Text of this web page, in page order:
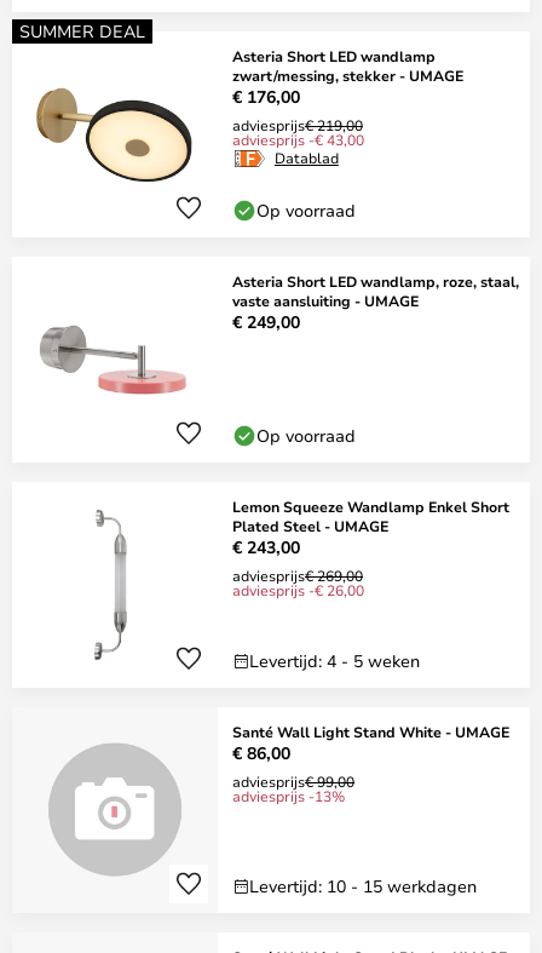
SUMMER DEAL
Asteria Short LED wandlamp
zwart/messing, stekker - UMAGE
€ 176,00
adviesprijs€ 219,00
adviesprijs -€ 43,00
Datablad
Op voorraad
Asteria Short LED wandlamp, roze, staal,
vaste aansluiting - UMAGE
€ 249,00
Op voorraad
Lemon Squeeze Wandlamp Enkel Short
Plated Steel - UMAGE
€ 243,00
adviesprijs€ 269,00
adviesprijs -€ 26,00
Levertijd: 4 - 5 weken
Santé Wall Light Stand White - UMAGE
€ 86,00
adviesprijs€ 99,00
adviesprijs -13%
Levertijd: 10 - 15 werkdagen